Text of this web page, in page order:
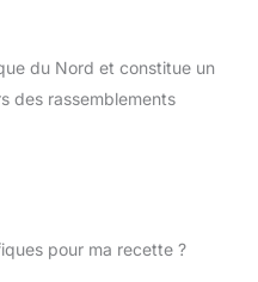
du Nord et constitue un
des rassemblements
pour ma recette ?